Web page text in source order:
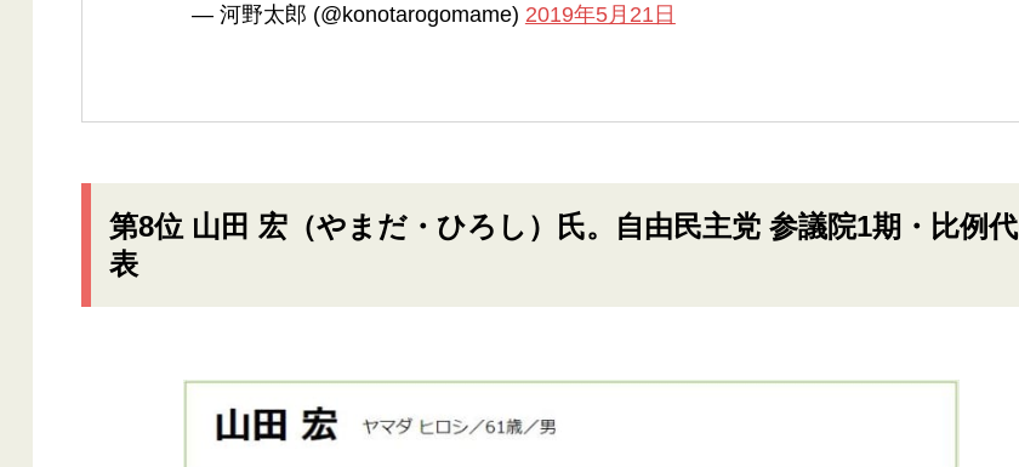
— 河野太郎 (@konotarogomame) 2019年5月21日
第8位 山田 宏（やまだ・ひろし）氏。自由民主党 参議院1期・比例代
表